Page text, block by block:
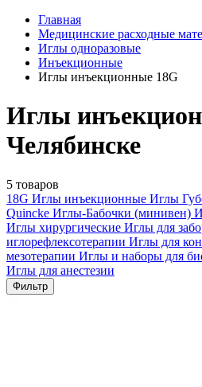
Главная
Медицинские расходные
Иглы одноразовые
Инъекционные
Иглы инъекционные 18G
Иглы
Челябинске
5 товаров
18G Иглы инъекционные Иглы
Quincke Иглы-Бабочки (минивен)
Иглы хирургические Иглы для
иглорефлексотерапии Иглы для
мезотерапии Иглы и наборы для
Иглы для анестезии
Фильтр